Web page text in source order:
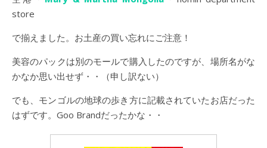
store
で揃えました。お土産の買い忘れにご注意！
美容のパックは別のモールで購入したのですが、場所名がな
かなか思い出せず・・（申し訳ない）
でも、モンゴルの地球の歩き方に記載されていたお店だった
はずです。Goo Brandだったかな・・